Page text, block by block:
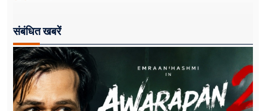
संबंधित खबरें